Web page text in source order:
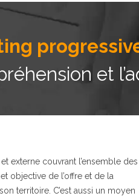
et
externe couvrant l’ensemble des
objective de l’offre et de la
territoire. C’est aussi un moyen